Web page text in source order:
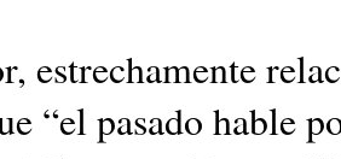
estrechamente
“el pasado hable